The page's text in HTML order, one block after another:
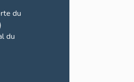
du
du